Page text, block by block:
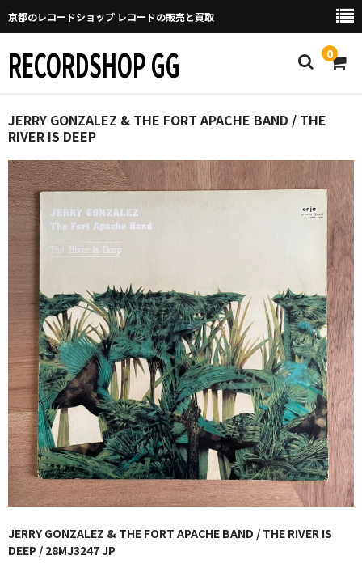
京都のレコードショップ レコードの販売と買取
RECORDSHOP GG 0
Home
GGについて
買取について
取り置きなどについて
Categories
New Arrivals
新譜
GG RECORD （当店のレーベル）
全商品
JAZZ-US
BLUE NOTE
JAZZ-JP
JERRY GONZALEZ & THE FORT APACHE BAND / THE
RIVER IS DEEP
JERRY GONZALEZ & THE FORT APACHE BAND / THE RIVER IS
DEEP / 28MJ3247 JP